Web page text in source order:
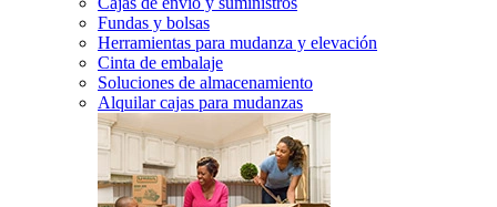
Fundas y bolsas
Herramientas para mudanza y elevación
Cinta de embalaje
Soluciones de almacenamiento
Alquilar cajas para mudanzas